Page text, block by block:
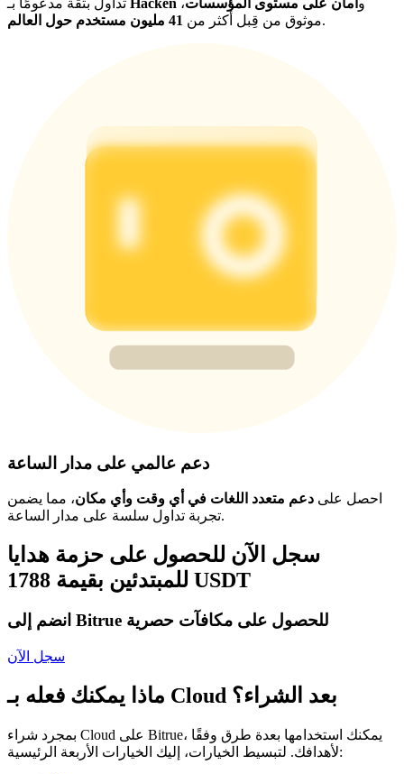
Hacken و أمان على مستوى المؤسسات،
موثوق من قِبل أكثر من 41 مليون مستخدم حول العالم .
دعم عالمي على مدار الساعة
احصل على دعم متعدد اللغات في أي وقت وأي مكان، مما يضمن
تجربة تداول سلسة على مدار الساعة.
سجل الآن للحصول على حزمة هدايا
للمبتدئين بقيمة 1788 USDT
انضم إلى Bitrue للحصول على مكافآت حصرية
سجل الآن
ماذا يمكنك فعله بـ Cloud بعد الشراء؟
بمجرد شراء Cloud على Bitrue، يمكنك استخدامها بعدة طرق وفقًا
لأهدافك. لتبسيط الخيارات، إليك الخيارات الأربعة الرئيسية: